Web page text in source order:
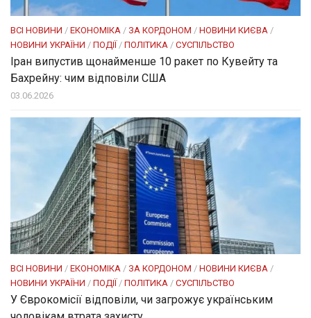
ВСІ НОВИНИ / ЕКОНОМІКА / ЗА КОРДОНОМ / НОВИНИ КИЄВА /
НОВИНИ УКРАЇНИ / ПОДІЇ / ПОЛІТИКА / СУСПІЛЬСТВО
Іран випустив щонайменше 10 ракет по Кувейту та
Бахрейну: чим відповіли США
03.06.2026
ВСІ НОВИНИ / ЕКОНОМІКА / ЗА КОРДОНОМ / НОВИНИ КИЄВА /
НОВИНИ УКРАЇНИ / ПОДІЇ / ПОЛІТИКА / СУСПІЛЬСТВО
У Єврокомісії відповіли, чи загрожує українським